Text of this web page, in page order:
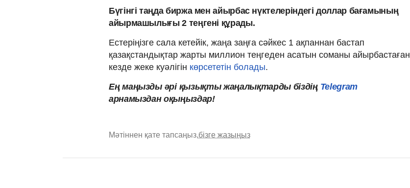
Бүгінгі таңда биржа мен айырбас нүктелеріндегі доллар бағамының
айырмашылығы 2 теңгені құрады.
Естеріңізге сала кетейік, жаңа заңға сәйкес 1 ақпаннан бастап
қазақстандықтар жарты миллион теңгеден асатын соманы айырбастаған
кезде жеке куәлігін көрсететін болады.
Ең маңызды әрі қызықты жаңалықтарды біздің Telegram
арнамыздан оқыңыздар!
Мәтіннен қате тапсаңыз,бізге жазыңыз